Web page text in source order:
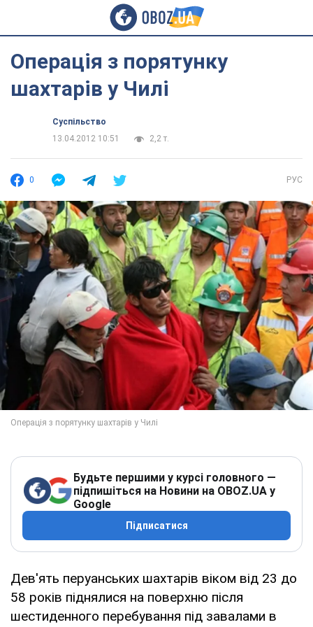
Операція з порятунку
шахтарів у Чилі
Суспільство
13.04.2012 10:51
2,2 т.
0 РУС
Будьте першими у курсі головного —
підпишіться на Новини на OBOZ.UA у
Google
Підписатися
Дев'ять перуанських шахтарів віком від 23 до
58 років піднялися на поверхню після
шестиденного перебування під завалами в